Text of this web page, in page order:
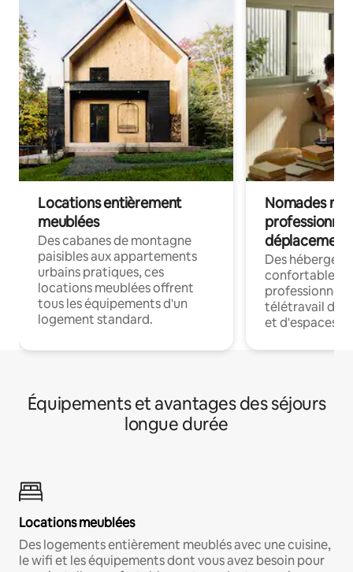
Locations entièrement
meublées
Des cabanes de montagne
paisibles aux appartements
urbains pratiques, ces
locations meublées offrent
tous les équipements d'un
logement standard.
Nomades
déplacement
Des
confortables
professionnels
télétravail
et d'espaces
Équipements et avantages des séjours
longue durée
Locations meublées
Des logements entièrement meublés avec une cuisine,
le wifi et les équipements dont vous avez besoin pour